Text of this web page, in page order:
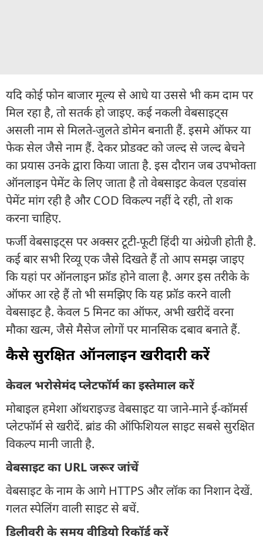
यदि कोई फोन बाजार मूल्य से आधे या उससे भी कम दाम पर
मिल रहा है, तो सतर्क हो जाइए. कई नकली वेबसाइट्स
असली नाम से मिलते-जुलते डोमेन बनाती हैं. इसमे ऑफर या
फेक सेल जैसे नाम हैं. देकर प्रोडक्ट को जल्द से जल्द बेचने
का प्रयास उनके द्वारा किया जाता है. इस दौरान जब उपभोक्ता
ऑनलाइन पेमेंट के लिए जाता है तो वेबसाइट केवल एडवांस
पेमेंट मांग रही है और COD विकल्प नहीं दे रही, तो शक
करना चाहिए.
फर्जी वेबसाइट्स पर अक्सर टूटी-फूटी हिंदी या अंग्रेजी होती है.
कई बार सभी रिव्यू एक जैसे दिखते हैं तो आप समझ जाइए
कि यहां पर ऑनलाइन फ्रॉड होने वाला है. अगर इस तरीके के
ऑफर आ रहे हैं तो भी समझिए कि यह फ्रॉड करने वाली
वेबसाइट है. केवल 5 मिनट का ऑफर, अभी खरीदें वरना
मौका खत्म, जैसे मैसेज लोगों पर मानसिक दबाव बनाते हैं.
कैसे सुरक्षित ऑनलाइन खरीदारी करें
केवल भरोसेमंद प्लेटफॉर्म का इस्तेमाल करें
मोबाइल हमेशा ऑथराइज्ड वेबसाइट या जाने-माने ई-कॉमर्स
प्लेटफॉर्म से खरीदें. ब्रांड की ऑफिशियल साइट सबसे सुरक्षित
विकल्प मानी जाती है.
वेबसाइट का URL जरूर जांचें
वेबसाइट के नाम के आगे HTTPS और लॉक का निशान देखें.
गलत स्पेलिंग वाली साइट से बचें.
डिलीवरी के समय वीडियो रिकॉर्ड करें